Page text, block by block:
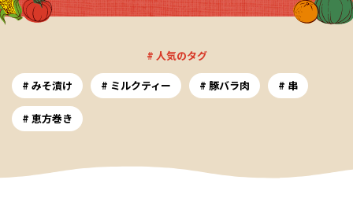
# 人気のタグ
みそ漬け
ミルクティー 豚バラ肉 串
恵方巻き